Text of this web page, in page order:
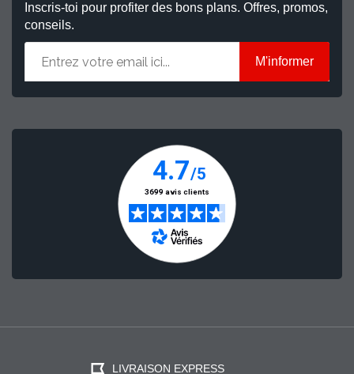
Inscris-toi pour profiter des bons plans. Offres, promos,
conseils.
M'informer
LIVRAISON EXPRESS